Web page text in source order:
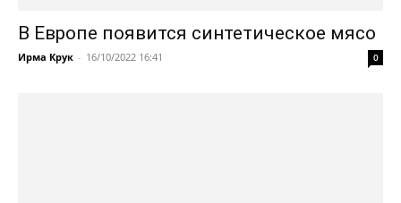
В Европе появится синтетическое мясо
Ирма Крук - 16/10/2022 16:41 0